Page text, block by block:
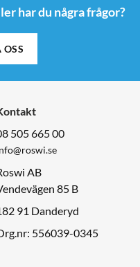
har du några frågor?
505 665 00
AB
85 B
91 Danderyd
556039-0345